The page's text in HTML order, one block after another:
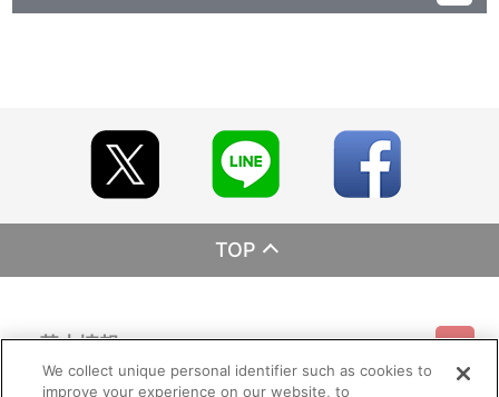
TOP
基本情報
We collect unique personal identifier such as cookies to
improve your experience on our website, to